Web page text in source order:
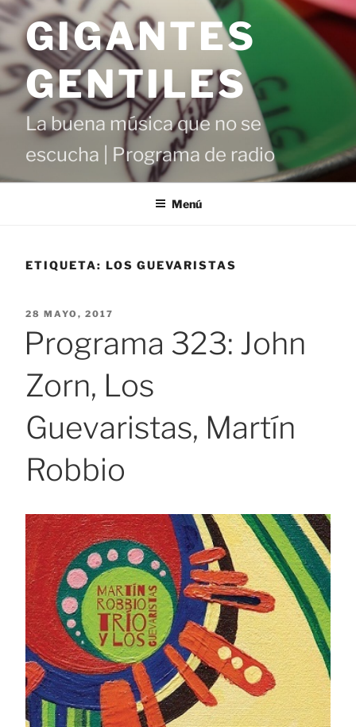
Saltar
contenido
GIGANTES
GENTILES
La buena música que no se
escucha | Programa de radio
Menú
ETIQUETA: LOS GUEVARISTAS
PUBLICADO
28 MAYO, 2017
Programa 323: John
Zorn, Los
Guevaristas, Martín
Robbio